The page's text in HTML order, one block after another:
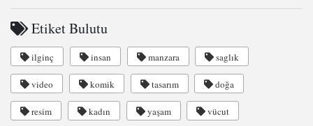
Etiket Bulutu
ilginç insan manzara saglık
video komik tasarım doğa
resim kadın yaşam vücut